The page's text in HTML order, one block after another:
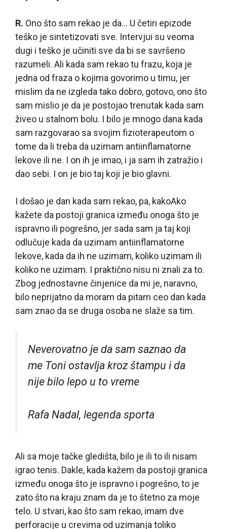
R. Ono što sam rekao je da… U četiri epizode
teško je sintetizovati sve. Intervjui su veoma
dugi i teško je učiniti sve da bi se savršeno
razumeli. Ali kada sam rekao tu frazu, koja je
jedna od fraza o kojima govorimo u timu, jer
mislim da ne izgleda tako dobro, gotovo, ono što
sam mislio je da je postojao trenutak kada sam
živeo u stalnom bolu. I bilo je mnogo dana kada
sam razgovarao sa svojim fizioterapeutom o
tome da li treba da uzimam antiinflamatorne
lekove ili ne. I on ih je imao, i ja sam ih zatražio i
dao sebi. I on je bio taj koji je bio glavni.
I došao je dan kada sam rekao, pa, kakoAko
kažete da postoji granica između onoga što je
ispravno ili pogrešno, jer sada sam ja taj koji
odlučuje kada da uzimam antiinflamatorne
lekove, kada da ih ne uzimam, koliko uzimam ili
koliko ne uzimam. I praktično nisu ni znali za to.
Zbog jednostavne činjenice da mi je, naravno,
bilo neprijatno da moram da pitam ceo dan kada
sam znao da se druga osoba ne slaže sa tim.
Neverovatno je da sam saznao da
me Toni ostavlja kroz štampu i da
nije bilo lepo u to vreme
Rafa Nadal, legenda sporta
Ali sa moje tačke gledišta, bilo je ili to ili nisam
igrao tenis. Dakle, kada kažem da postoji granica
između onoga što je ispravno i pogrešno, to je
zato što na kraju znam da je to štetno za moje
telo. U stvari, kao što sam rekao, imam dve
perforacije u crevima od uzimanja toliko